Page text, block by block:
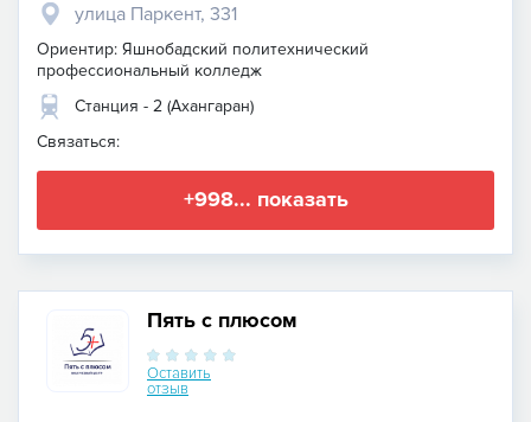
улица Паркент, 331
Ориентир: Яшнобадский политехнический
профессиональный колледж
Станция - 2 (Ахангаран)
Связаться:
+998... показать
Пять с плюсом
Оставить
отзыв